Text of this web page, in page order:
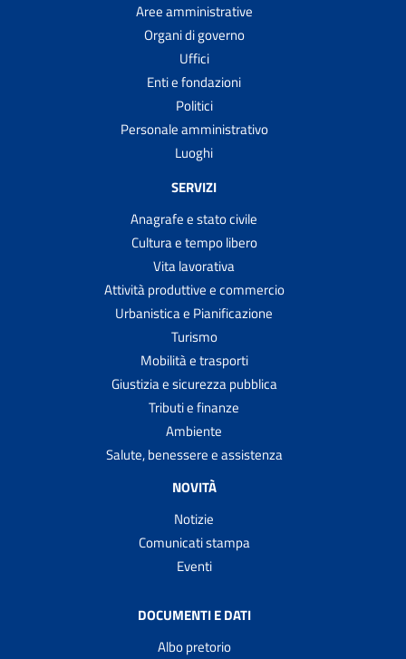
Aree amministrative
Organi di governo
Uffici
Enti e fondazioni
Politici
Personale amministrativo
Luoghi
SERVIZI
Anagrafe e stato civile
Cultura e tempo libero
Vita lavorativa
Attività produttive e commercio
Urbanistica e Pianificazione
Turismo
Mobilità e trasporti
Giustizia e sicurezza pubblica
Tributi e finanze
Ambiente
Salute, benessere e assistenza
NOVITÀ
Notizie
Comunicati stampa
Eventi
DOCUMENTI E DATI
Albo pretorio